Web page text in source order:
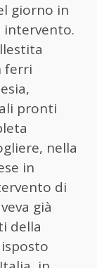
giorno in
intervento.
ferri
pronti
nella
in
di
già
della